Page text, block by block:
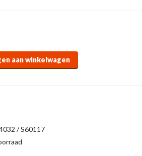
aan winkelwagen
/ S60117